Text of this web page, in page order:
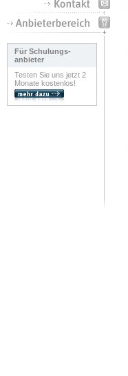
Für Schulungs-
anbieter
Testen Sie uns jetzt 2
Monate kostenlos!